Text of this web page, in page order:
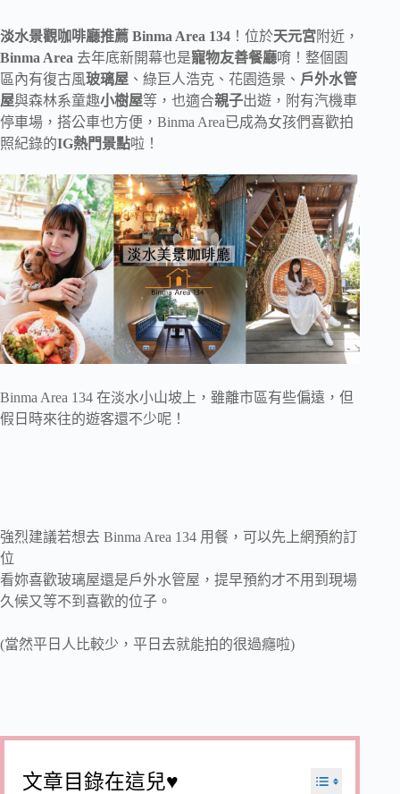
淡水景觀咖啡廳推薦 Binma Area 134 ！位於天元宮附近，
Binma Area 去年底新開幕也是寵物友善餐廳唷！整個園
區內有復古風玻璃屋 、綠巨人浩克、花園造景、 戶外水管
屋與森林系童趣小樹屋等，也適合親子出遊，附有汽機車
停車場，搭公車也方便，Binma Area已成為女孩們喜歡拍
照紀錄的IG熱門景點啦！
Binma Area 134 在淡水小山坡上，雖離市區有些偏遠，但
假日時來往的遊客還不少呢！
強烈建議若想去 Binma Area 134 用餐，可以先上網預約訂
位
看妳喜歡玻璃屋還是戶外水管屋，提早預約才不用到現場
久候又等不到喜歡的位子。
(當然平日人比較少，平日去就能拍的很過癮啦)
文章目錄在這兒♥